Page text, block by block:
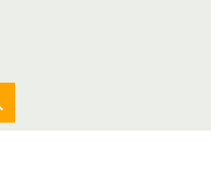
Standort verwenden